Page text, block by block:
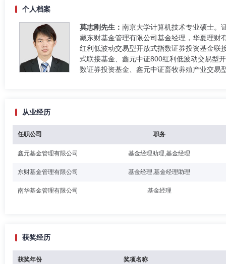
个人档案
莫志刚先生： 南京大学计算机技术专业硕士。
藏东财基金管理有限公司基金经理，华夏理财
红利低波动交易型开放式指数证券投资基金联
式联接基金、鑫元中证800红利低波动交易型
数证券投资基金、鑫元中证畜牧养殖产业交易
从业经历
任职公司 职务
鑫元基金管理有限公司 基金经理助理,基金经理
东财基金管理有限公司 基金经理,基金经理助理
南华基金管理有限公司 基金经理
获奖经历
获奖年份 奖项名称